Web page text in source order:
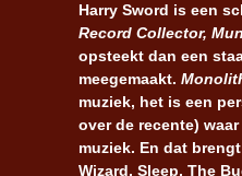
Harry Sword is een
Record Collector,
opsteekt dan een
meegemaakt.
muziek, het is een
over de recente)
muziek. En dat
Wizard, Sleep, The